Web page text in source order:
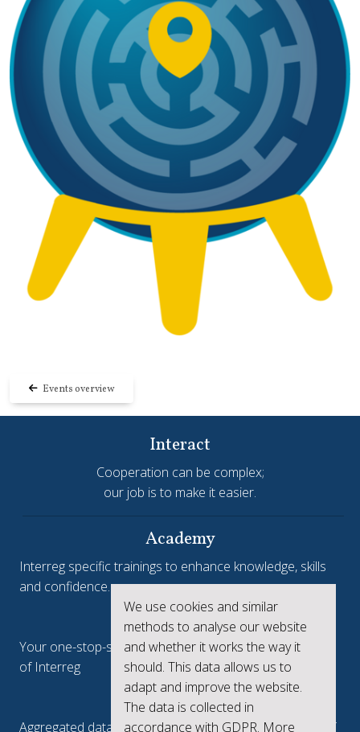
Events overview
We use cookies and similar
methods to analyse our website
and whether it works the way it
should. This data allows us to
adapt and improve the website.
The data is collected in
accordance with GDPR. More
Interact
Cooperation can be complex;
our job is to make it easier.
Academy
Interreg specific trainings to enhance knowledge, skills
and confidence.
Interreg.eu
Your one-stop-shop to see the collective achievements
of Interreg
keep.eu
Aggregated data regarding projects and beneficiaries of